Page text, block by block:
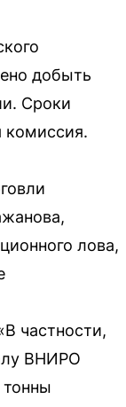
добыть
Сроки
комиссия.
лова,
частности,
ВНИРО
тонны